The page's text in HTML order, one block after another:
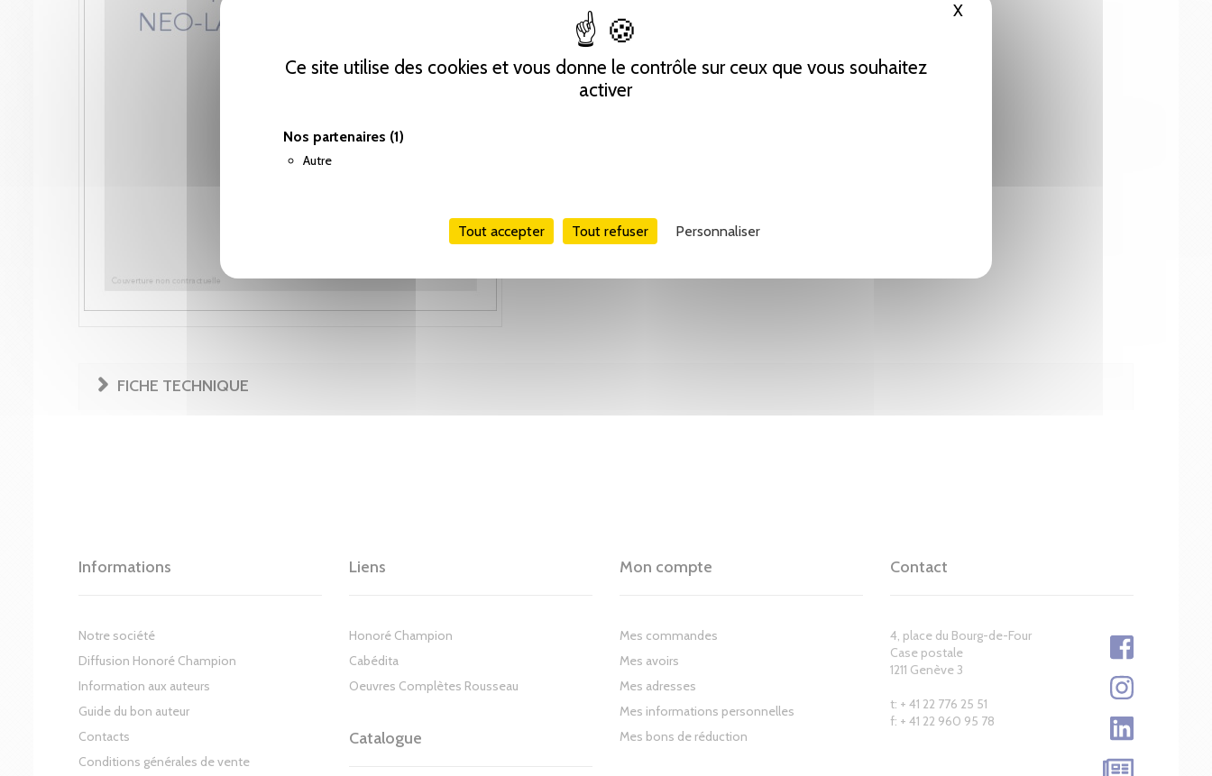
Ce site utilise des cookies et vous donne le contrôle sur ceux que vous souhaitez
activer
Nos partenaires (1)
Autre
Tout accepter Tout refuser Personnaliser
X Masquer le bandeau des cookies
FICHE TECHNIQUE
Informations
Notre société
Diffusion Honoré Champion
Information aux auteurs
Guide du bon auteur
Contacts
Conditions générales de vente
Liens
Honoré Champion
Cabédita
Oeuvres Complètes Rousseau
Catalogue
Mon compte
Mes commandes
Mes avoirs
Mes adresses
Mes informations personnelles
Mes bons de réduction
Contact
4, place du Bourg-de-Four
Case postale
1211 Genève 3
t: + 41 22 776 25 51
f: + 41 22 960 95 78